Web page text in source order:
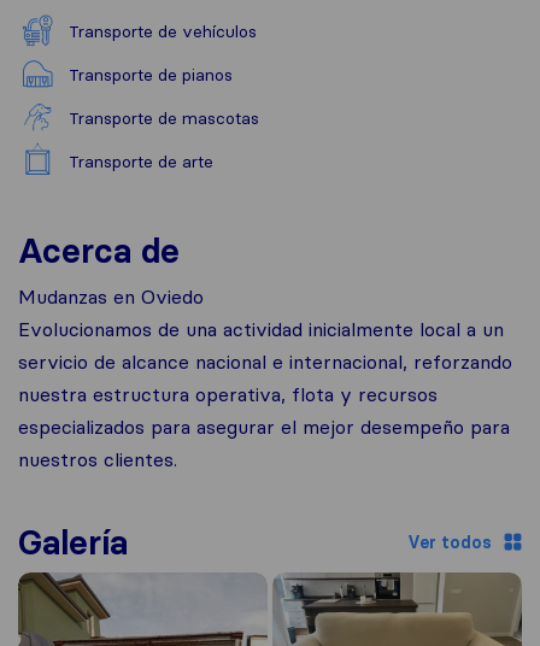
Transporte de vehículos
Transporte de pianos
Transporte de mascotas
Transporte de arte
Acerca de
Mudanzas en Oviedo
Evolucionamos de una actividad inicialmente local a un
servicio de alcance nacional e internacional, reforzando
nuestra estructura operativa, flota y recursos
especializados para asegurar el mejor desempeño para
nuestros clientes.
Galería Ver todos